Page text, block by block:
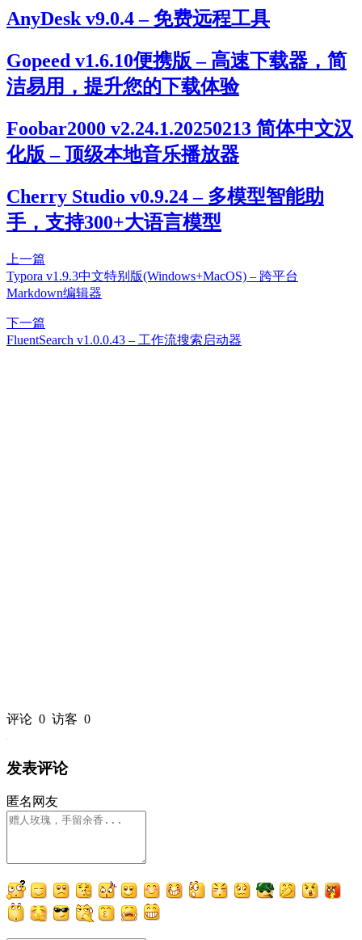
AnyDesk v9.0.4 – 免费远程工具
Gopeed v1.6.10便携版 – 高速下载器，简
洁易用，提升您的下载体验
Foobar2000 v2.24.1.20250213 简体中文汉
化版 – 顶级本地音乐播放器
Cherry Studio v0.9.24 – 多模型智能助
手，支持300+大语言模型
上一篇
Typora v1.9.3中文特别版(Windows+MacOS) – 跨平台
Markdown编辑器
下一篇
FluentSearch v1.0.0.43 – 工作流搜索启动器
评论 0 访客 0
发表评论
匿名网友